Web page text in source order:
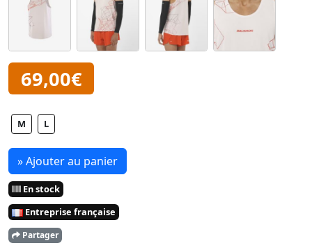
69,00€
M L
» Ajouter au panier
En stock
Entreprise française
Partager